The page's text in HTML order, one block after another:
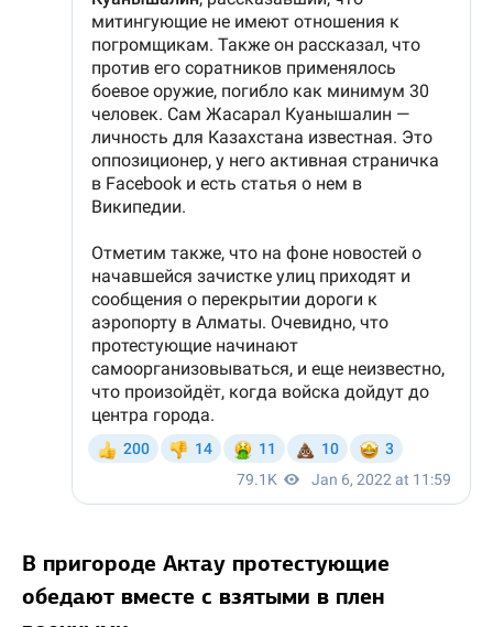
В пригороде Актау протестующие
обедают вместе с взятыми в плен